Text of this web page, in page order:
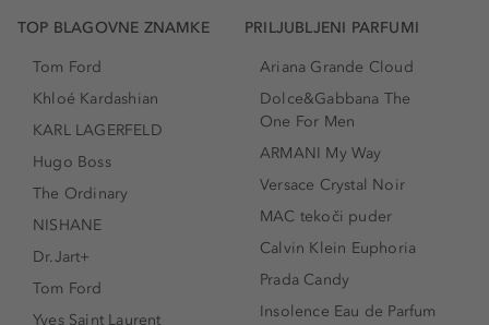
TOP BLAGOVNE ZNAMKE
Tom Ford
Khloé Kardashian
KARL LAGERFELD
Hugo Boss
The Ordinary
NISHANE
Dr.Jart+
Tom Ford
Yves Saint Laurent
PRILJUBLJENI PARFUMI
Ariana Grande Cloud
Dolce&Gabbana The
One For Men
ARMANI My Way
Versace Crystal Noir
MAC tekoči puder
Calvin Klein Euphoria
Prada Candy
Insolence Eau de Parfum